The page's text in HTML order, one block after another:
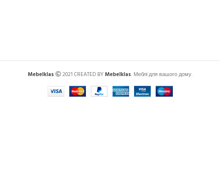
Mebelklas 2021 CREATED BYMebelklas. Меблі для вашого дому.